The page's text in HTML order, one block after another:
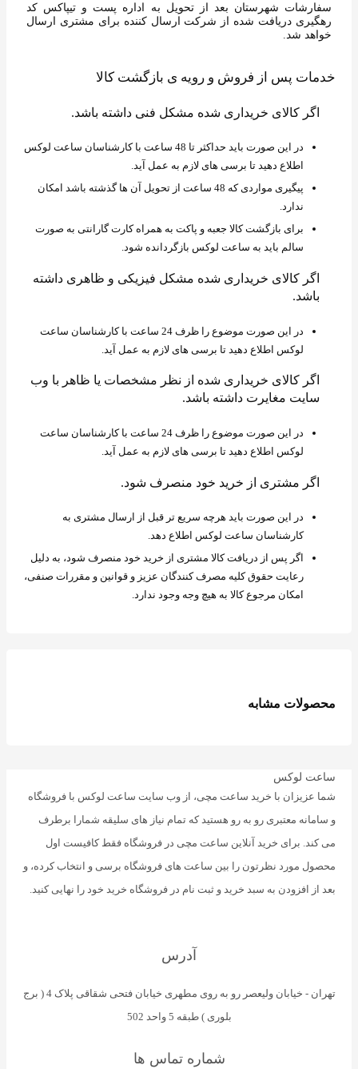
سفارشات شهرستان بعد از تحویل به اداره پست و تیپاکس کد
رهگیری دریافت شده از شرکت ارسال کننده برای مشتری ارسال
خواهد شد.
خدمات پس از فروش و رویه ی بازگشت کالا
اگر کالای خریداری شده مشکل فنی داشته باشد.
در این صورت باید حداکثر تا 48 ساعت با کارشناسان ساعت لوکس
اطلاع دهید تا برسی های لازم به عمل آید.
پیگیری مواردی که 48 ساعت از تحویل آن ها گذشته باشد امکان
ندارد.
برای بازگشت کالا جعبه و پاکت به همراه کارت گارانتی به صورت
سالم باید به ساعت لوکس بازگردانده شود.
اگر کالای خریداری شده مشکل فیزیکی و ظاهری داشته
باشد.
در این صورت موضوع را ظرف 24 ساعت با کارشناسان ساعت
لوکس اطلاع دهید تا برسی های لازم به عمل آید.
اگر کالای خریداری شده از نظر مشخصات یا ظاهر با وب
سایت مغایرت داشته باشد.
در این صورت موضوع را ظرف 24 ساعت با کارشناسان ساعت
لوکس اطلاع دهید تا برسی های لازم به عمل آید.
اگر مشتری از خرید خود منصرف شود.
در این صورت باید هرچه سریع تر قبل از ارسال مشتری به
کارشناسان ساعت لوکس اطلاع دهد.
اگر پس از دریافت کالا مشتری از خرید خود منصرف شود، به دلیل
رعایت حقوق کلیه مصرف کنندگان عزیز و قوانین و مقررات صنفی،
امکان مرجوع کالا به هیچ وجه وجود ندارد.
محصولات مشابه
ساعت لوکس
شما عزیزان با خرید ساعت مچی، از وب سایت ساعت لوکس با فروشگاه
و سامانه معتبری رو به رو هستید که تمام نیاز های سلیقه شمارا برطرف
می کند. برای خرید آنلاین ساعت مچی در فروشگاه فقط کافیست اول
محصول مورد نظرتون را بین ساعت های فروشگاه برسی و انتخاب کرده، و
بعد از افزودن به سبد خرید و ثبت نام در فروشگاه خرید خود را نهایی کنید.
آدرس
تهران - خیابان ولیعصر رو به روی مطهری خیابان فتحی شقاقی پلاک 4 ( برج
بلوری ) طبقه 5 واحد 502
شماره تماس ها